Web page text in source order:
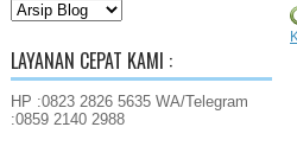
LAYANAN CEPAT KAMI :
HP :0823 2826 5635 WA/Telegram
:0859 2140 2988